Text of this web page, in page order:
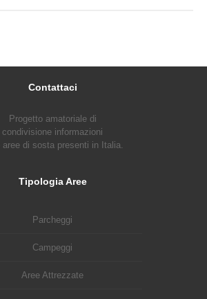
Contattaci
Progetto amatoriale di
condivisione informazioni
aree di sosta presenti in Italia.
Tipologia Aree
Parcheggi
Campeggi
Aree Attrezzate